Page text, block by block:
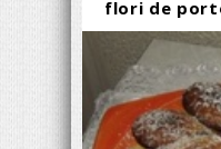
flori de